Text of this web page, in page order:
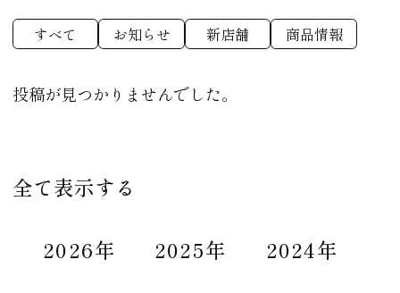
すべて お知らせ 新店舗 商品情報
投稿が見つかりませんでした。
全て表示する
2026年 2025年 2024年